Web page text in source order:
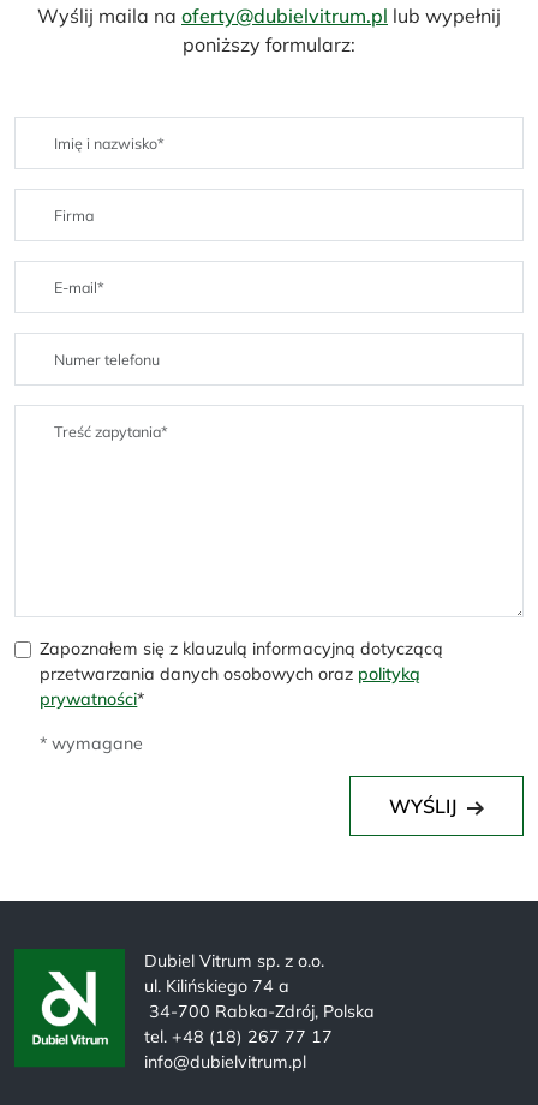
Wyślij maila na oferty@dubielvitrum.pl lub wypełnij
poniższy formularz:
Zapoznałem się z klauzulą informacyjną dotyczącą
przetwarzania danych osobowych oraz polityką
prywatności*
* wymagane
WYŚLIJ
Dubiel Vitrum sp. z o.o.
ul. Kilińskiego 74 a
34-700 Rabka-Zdrój, Polska
tel. +48 (18) 267 77 17
info@dubielvitrum.pl